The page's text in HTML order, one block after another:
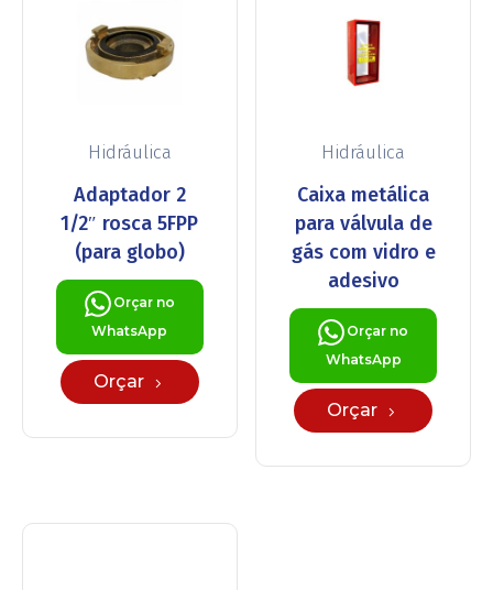
Hidráulica
Adaptador 2
1/2″ rosca 5FPP
(para globo)
Orçar no
WhatsApp
Orçar
Hidráulica
Caixa metálica
para válvula de
gás com vidro e
adesivo
Orçar no
WhatsApp
Orçar